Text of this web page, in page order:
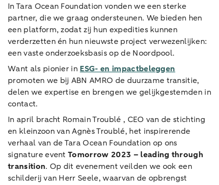
In Tara Ocean Foundation vonden we een sterke
partner, die we graag ondersteunen. We bieden hen
een platform, zodat zij hun expedities kunnen
verderzetten én hun nieuwste project verwezenlijken:
een vaste onderzoeksbasis op de Noordpool.
Want als pionier in ESG- en impactbeleggen
promoten we bij ABN AMRO de duurzame transitie,
delen we expertise en brengen we gelijkgestemden in
contact.
In april bracht Romain Troublé , CEO van de stichting
en kleinzoon van Agnès Troublé, het inspirerende
verhaal van de Tara Ocean Foundation op ons
signature eventTomorrow 2023 – leading through
transition. Op dit evenement veilden we ook een
schilderij van Herr Seele, waarvan de opbrengst